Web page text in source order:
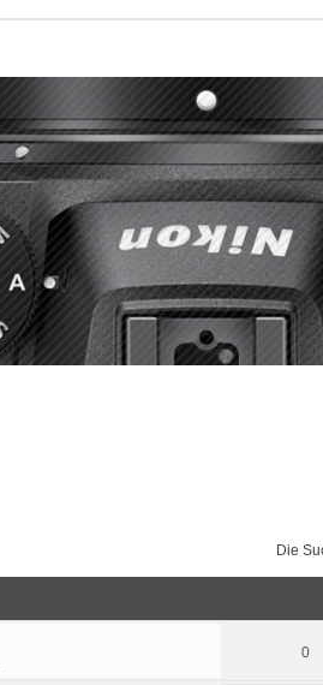
Die
0